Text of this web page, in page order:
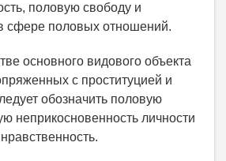
половую свободу и
сфере половых отношений.
основного видового объекта
с проституцией и
обозначить половую
неприкосновенность личности